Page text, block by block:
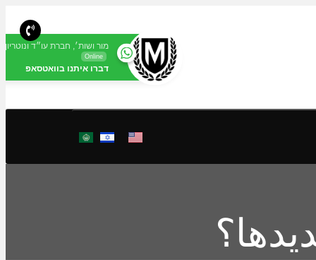
מור ושות׳, חברת עו״ד ונוטריון
Online
דברו איתנו בוואטסאפ